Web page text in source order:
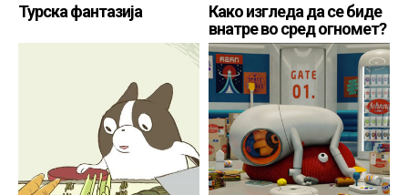
Турска фантазија
Како изгледа да се биде
внатре во сред огномет?